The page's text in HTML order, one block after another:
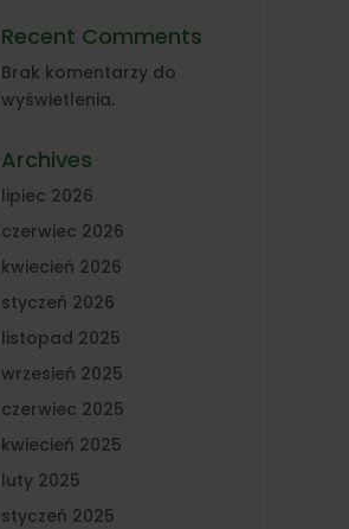
Recent Comments
Brak komentarzy do
wyświetlenia.
Archives
lipiec 2026
czerwiec 2026
kwiecień 2026
styczeń 2026
listopad 2025
wrzesień 2025
czerwiec 2025
kwiecień 2025
luty 2025
styczeń 2025